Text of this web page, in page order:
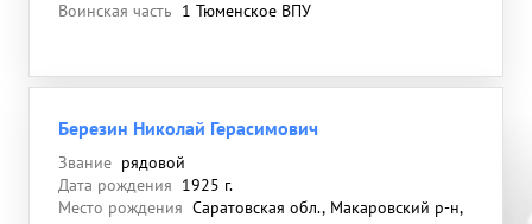
Воинская часть 1 Тюменское ВПУ
Березин Николай Герасимович
Звание рядовой
Дата рождения 1925 г.
Место рождения Саратовская обл., Макаровский р-н,